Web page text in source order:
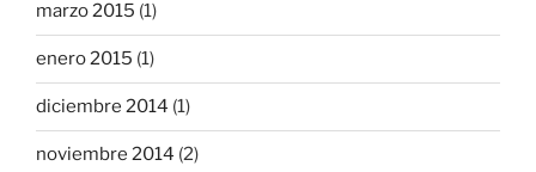
marzo 2015 (1)
enero 2015 (1)
diciembre 2014 (1)
noviembre 2014 (2)